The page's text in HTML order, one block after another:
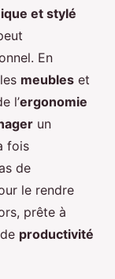
et stylé
En
meubles et
l’ergonomie
un
fois
de
le rendre
prête à
productivité